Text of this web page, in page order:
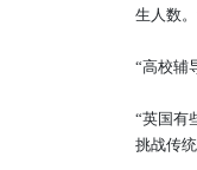
生人数。
“高校辅
“英国有
挑战传统